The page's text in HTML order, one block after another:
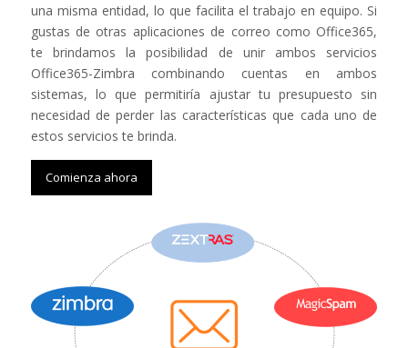
una misma entidad, lo que facilita el trabajo en equipo. Si
gustas de otras aplicaciones de correo como Office365,
te brindamos la posibilidad de unir ambos servicios
Office365-Zimbra combinando cuentas en ambos
sistemas, lo que permitiría ajustar tu presupuesto sin
necesidad de perder las características que cada uno de
estos servicios te brinda.
Comienza ahora